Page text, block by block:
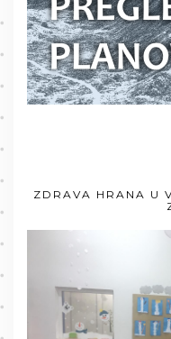
ZDRAVA HRANA U